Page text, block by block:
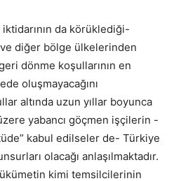
da körüklediği-
diğer bölge ülkelerinden
dönme koşullarının en
oluşmayacağını
altında uzun yıllar boyunca
yabancı göçmen işçilerin -
kabul edilseler de- Türkiye
olacağı anlaşılmaktadır.
kimi temsilcilerinin